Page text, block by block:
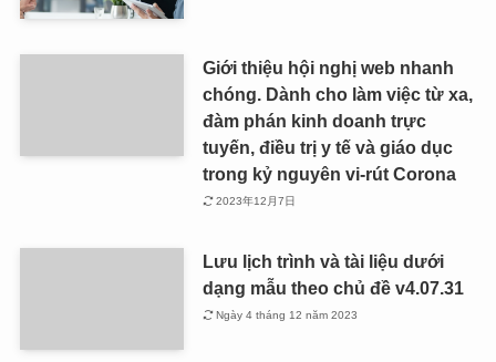
Giới thiệu hội nghị web nhanh
chóng. Dành cho làm việc từ xa,
đàm phán kinh doanh trực
tuyến, điều trị y tế và giáo dục
trong kỷ nguyên vi-rút Corona
2023年12月7日
Lưu lịch trình và tài liệu dưới
dạng mẫu theo chủ đề v4.07.31
Ngày 4 tháng 12 năm 2023